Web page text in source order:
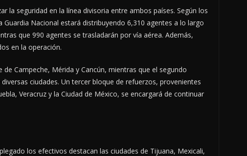
la seguridad en la línea divisoria entre ambos países. Según los
Nacional estará distribuyendo 6,310 agentes a lo largo
que 990 agentes se trasladarán por vía aérea. Además,
en la operación.
Campeche, Mérida y Cancún, mientras que el segundo
ciudades. Un tercer bloque de refuerzos, provenientes
Veracruz y la Ciudad de México, se encargará de continuar
los efectivos destacan las ciudades de Tijuana, Mexicali,